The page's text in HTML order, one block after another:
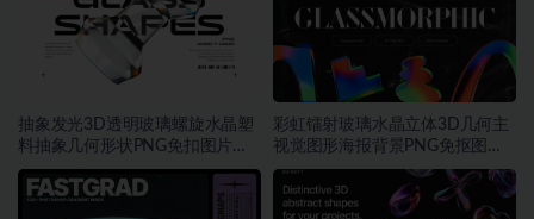
抽象发光3D透明玻璃螺旋水晶塑
料抽象几何形状PNG免扣图片设
计素材
彩虹镭射玻璃水晶立体3D几何主
视觉图形海报背景PNG免抠图片
素材